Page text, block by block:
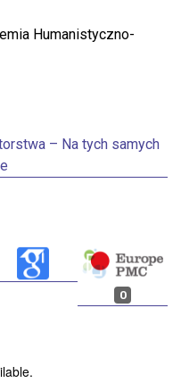
Humanistyczno-
– Na tych samych
0